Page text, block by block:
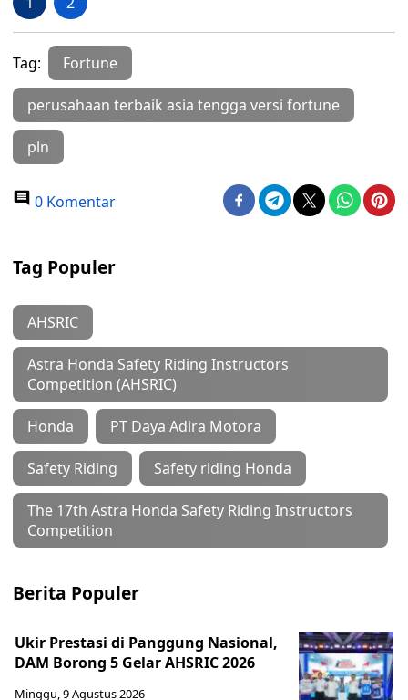
Tag: Fortune
perusahaan terbaik asia tengga versi fortune
pln
0 Komentar
Tag Populer
AHSRIC
Astra Honda Safety Riding Instructors
Competition (AHSRIC)
Honda PT Daya Adira Motora
Safety Riding Safety riding Honda
The 17th Astra Honda Safety Riding Instructors
Competition
Berita Populer
Ukir Prestasi di Panggung Nasional,
DAM Borong 5 Gelar AHSRIC 2026
Minggu, 9 Agustus 2026